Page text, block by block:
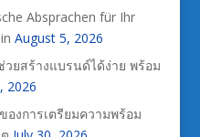
Absprachen für Ihr
August 5, 2026
ยสร้างแบรนด์ได้ง่าย พร้อม
2026
องการเตรียมความพร้อม